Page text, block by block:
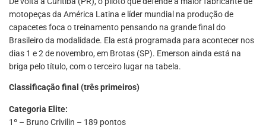
motopeças da América Latina e líder mundial na produção de
capacetes foca o treinamento pensando na grande final do
Brasileiro da modalidade. Ela está programada para acontecer nos
dias 1 e 2 de novembro, em Brotas (SP). Emerson ainda está na
briga pelo título, com o terceiro lugar na tabela.
Classificação final (três primeiros)
Categoria Elite:
1º – Bruno Crivilin – 189 pontos